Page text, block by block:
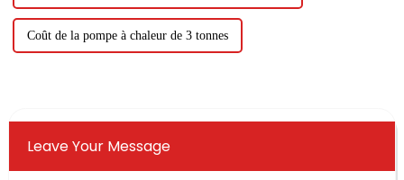
Coût de la pompe à chaleur de 3 tonnes
Leave Your Message